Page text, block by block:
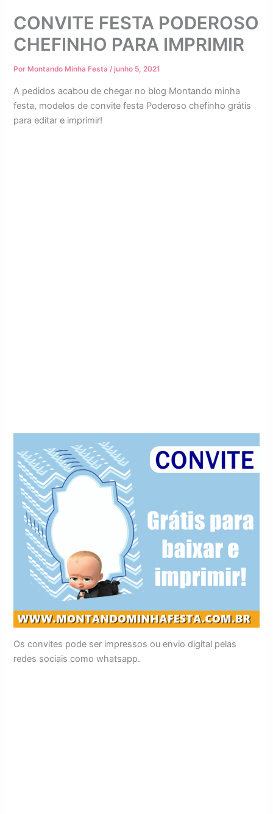
CONVITE FESTA PODEROSO
CHEFINHO PARA IMPRIMIR
Por Montando Minha Festa/ junho 5, 2021
A pedidos acabou de chegar no blog Montando minha
festa, modelos de convite festa Poderoso chefinho grátis
para editar e imprimir!
Os convites pode ser impressos ou envio digital pelas
redes sociais como whatsapp.